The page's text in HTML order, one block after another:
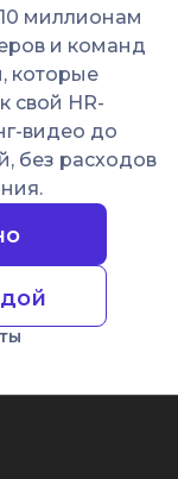
миллионам
и команд
которые
свой HR-
видео до
без расходов